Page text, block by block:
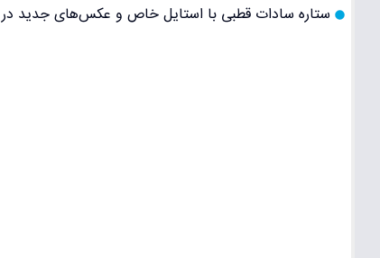
ستاره سادات قطبی با استایل خاص و عکس‌های جدید در